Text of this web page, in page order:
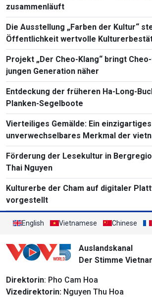
zusammenläuft
Die Ausstellung „Farben der Kultur“
Öffentlichkeit wertvolle
Projekt „Der Cheo-Klang“ bringt
jungen Generation näher
Entdeckung der früheren Ha-Long-
Planken-Segelboote
Vierteiliges Gemälde: Ein
unverwechselbares Merkmal der
Volksmalerei
Förderung der Lesekultur in
Thai Nguyen
Kulturerbe der Cham auf digitaler
vorgestellt
English Vietnamese Chinese
Auslandskanal
Der Stimme
Direktorin: Pho Cam Hoa
Vizedirektorin: Nguyen Thu Hoa